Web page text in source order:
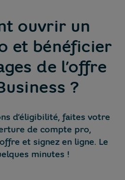
ouvrir un
et bénéficier
de l’offre
?
d’éligibilité, faites votre
de compte pro,
et signez en ligne. Le
minutes !